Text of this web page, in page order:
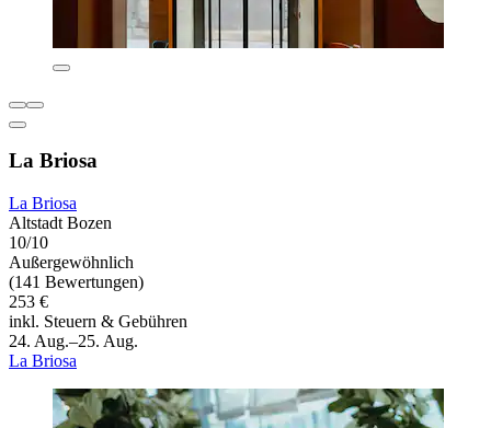
La Briosa
La Briosa
Altstadt Bozen
10/10
Außergewöhnlich
(141 Bewertungen)
253 €
inkl. Steuern & Gebühren
24. Aug.–25. Aug.
La Briosa